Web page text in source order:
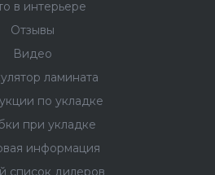
в интерьере
Отзывы
Видео
ламината
по укладке
при укладке
информация
список дилеров